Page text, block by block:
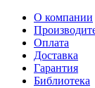
О компании
Оплата
Доставка
Гарантия
Библиотека